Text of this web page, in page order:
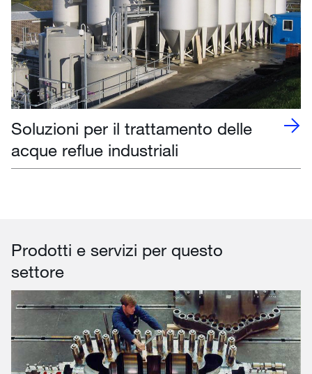
Soluzioni per il trattamento delle
acque reflue industriali
Prodotti e servizi per questo
settore